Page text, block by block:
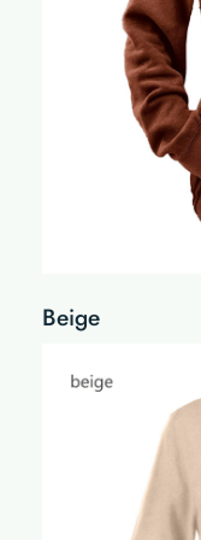
Beige